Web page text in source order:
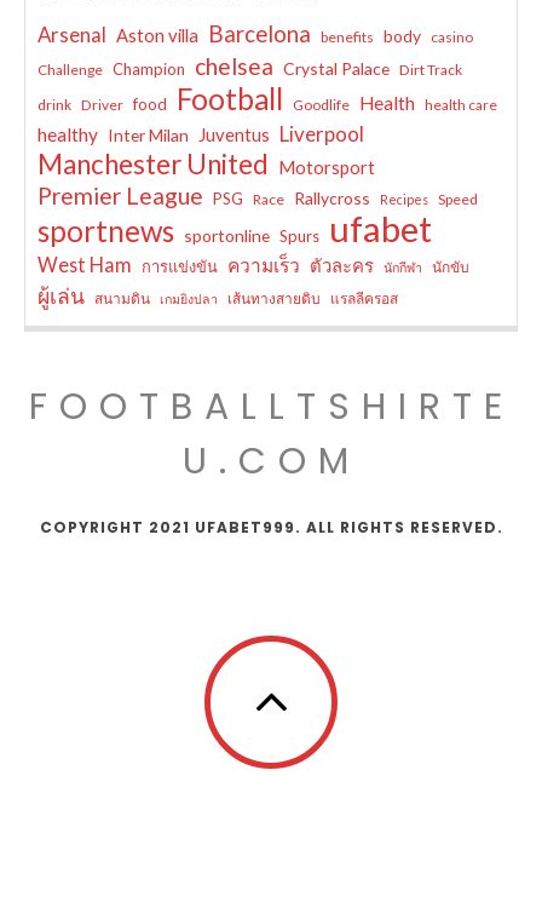
Arsenal Aston villa Barcelona benefits body casino
Challenge Champion chelsea Crystal Palace Dirt Track
drink Driver food Football Goodlife Health health care
healthy Inter Milan Juventus Liverpool
Manchester United Motorsport
Premier League PSG Race Rallycross Recipes Speed
sportnews sportonline Spurs ufabet
West Ham การแข่งขัน ความเร็ว ตัวละคร นักกีฬา นักขับ
ผู้เล่น สนามดิน เกมยิงปลา เส้นทางสายดิบ แรลลีครอส
FOOTBALLTSHIRTE
U.COM
COPYRIGHT 2021 UFABET999. ALL RIGHTS RESERVED.